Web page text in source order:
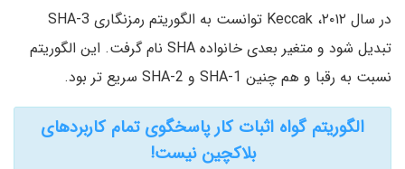
در سال ۲۰۱۲، Keccak توانست به الگوریتم رمزنگاری SHA-3
تبدیل شود و متغیر بعدی خانواده SHA نام گرفت. این الگوریتم
نسبت به رقبا و هم چنین SHA-1 و SHA-2 سریع تر بود.
الگوریتم گواه اثبات کار پاسخگوی تمام کاربردهای
بلاکچین نیست!